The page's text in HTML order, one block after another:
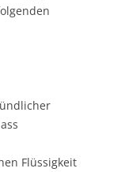
Flüssigkeit